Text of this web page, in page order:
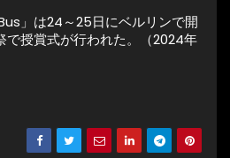
」は24～25日にベルリンで開
で授賞式が行われた。（2024年